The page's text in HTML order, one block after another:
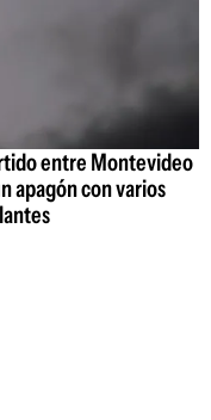
entre Montevideo
apagón con varios